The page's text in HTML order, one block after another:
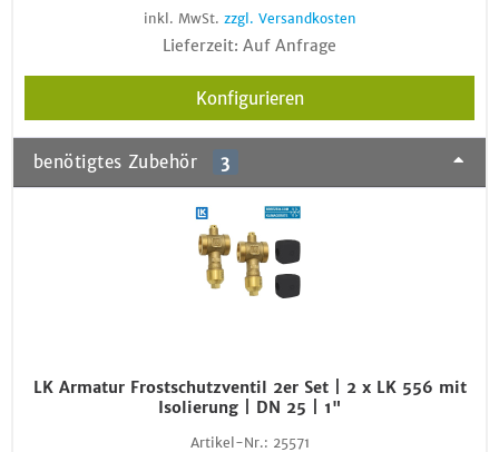
inkl. MwSt. zzgl. Versandkosten
Lieferzeit: Auf Anfrage
Konfigurieren
benötigtes Zubehör 3
LK Armatur Frostschutzventil 2er Set | 2 x LK 556 mit
Isolierung | DN 25 | 1"
Artikel-Nr.: 25571